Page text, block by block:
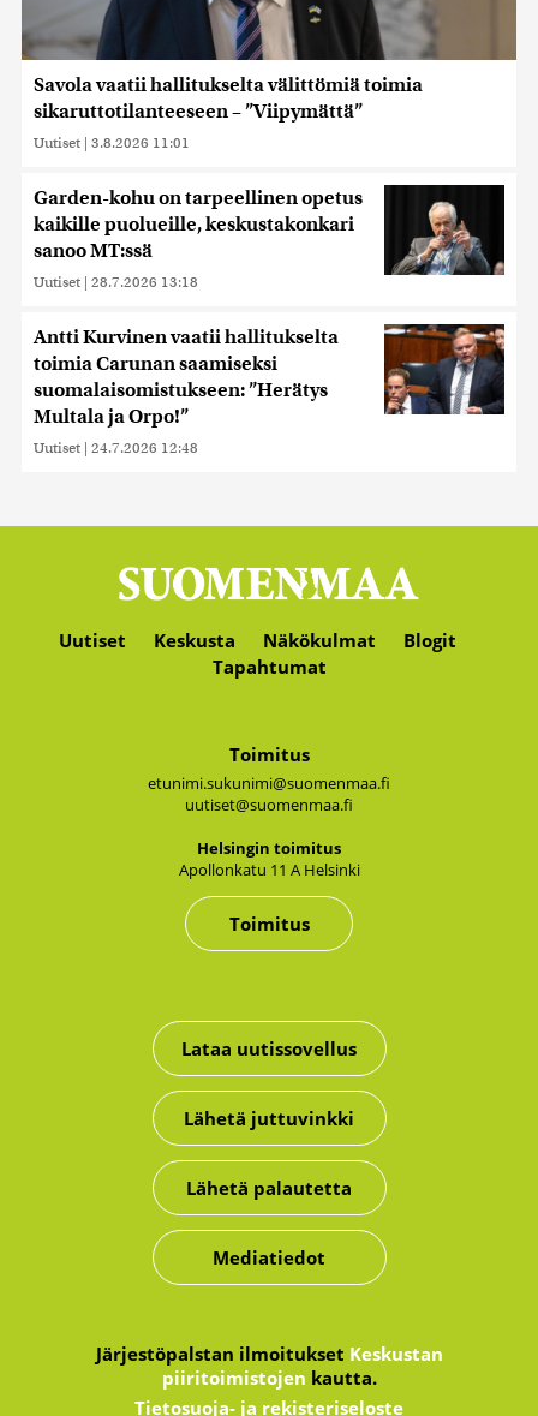
Savola vaatii hallitukselta välittömiä toimia
sikaruttotilanteeseen – ”Viipymättä”
Uutiset | 3.8.2026 11:01
Garden-kohu on tarpeellinen opetus
kaikille puolueille, keskustakonkari
sanoo MT:ssä
Uutiset | 28.7.2026 13:18
Antti Kurvinen vaatii hallitukselta
toimia Carunan saamiseksi
suomalaisomistukseen: ”Herätys
Multala ja Orpo!”
Uutiset | 24.7.2026 12:48
Uutiset Keskusta Näkökulmat
Blogit
Tapahtumat
Toimitus
etunimi.sukunimi@suomenmaa.fi
uutiset@suomenmaa.fi
Hel­sin­gin toi­mi­tus
Apol­lon­ka­tu 11 A Hel­sin­ki
Toimitus
Lataa uutissovellus
Lähetä juttuvinkki
Lähetä palautetta
Mediatiedot
Järjestöpalstan ilmoitukset Keskustan
piiritoimistojen kautta.
Tietosuoja- ja rekisteriseloste